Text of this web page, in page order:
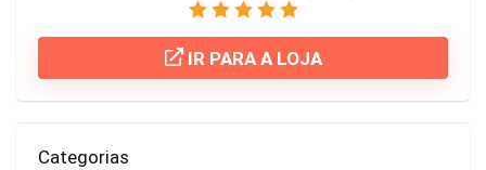
IR PARA A LOJA
Categorias